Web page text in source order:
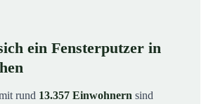
ein Fensterputzer in
rund 13.357 Einwohnern sind